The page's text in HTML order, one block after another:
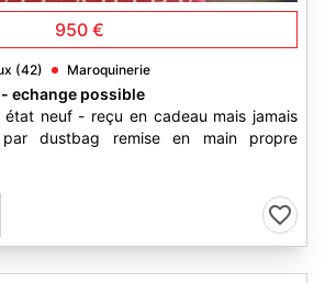
950 €
(42) Maroquinerie
echange possible
état neuf - reçu en cadeau mais jamais
dustbag remise en main propre